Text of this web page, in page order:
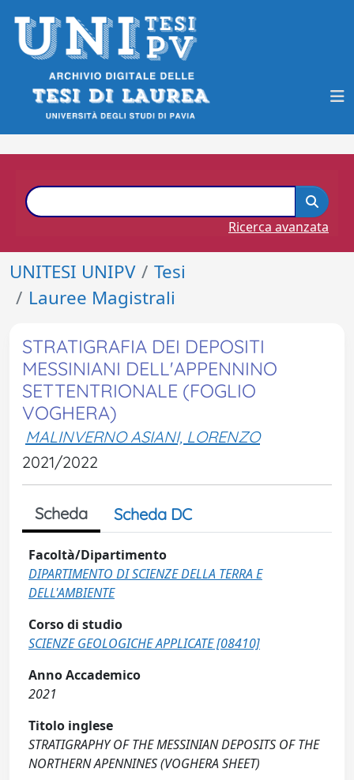
Ricerca avanzata
UNITESI UNIPV
Tesi
Lauree Magistrali
STRATIGRAFIA DEI DEPOSITI
MESSINIANI DELL'APPENNINO
SETTENTRIONALE (FOGLIO
VOGHERA)
MALINVERNO ASIANI, LORENZO
2021/2022
Scheda Scheda DC
Facoltà/Dipartimento
DIPARTIMENTO DI SCIENZE DELLA TERRA E
DELL'AMBIENTE
Corso di studio
SCIENZE GEOLOGICHE APPLICATE [08410]
Anno Accademico
2021
Titolo inglese
STRATIGRAPHY OF THE MESSINIAN DEPOSITS OF THE
NORTHERN APENNINES (VOGHERA SHEET)